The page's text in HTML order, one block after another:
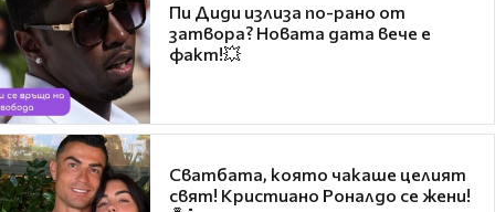
Пи Диди излиза по-рано от
затвора? Новата дата вече е
факт!💥
Сватбата, която чакаше целият
свят! Кристиано Роналдо се жени!